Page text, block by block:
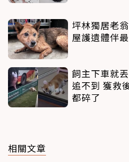
坪林獨居老
屋護遺體伴
飼主下車就
追不到 獲救
都碎了
相關文章